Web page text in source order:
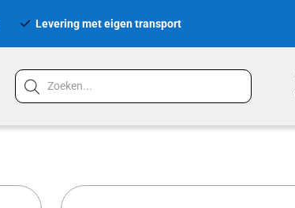
Levering met eigen transport